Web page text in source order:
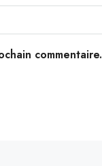
commentaire.